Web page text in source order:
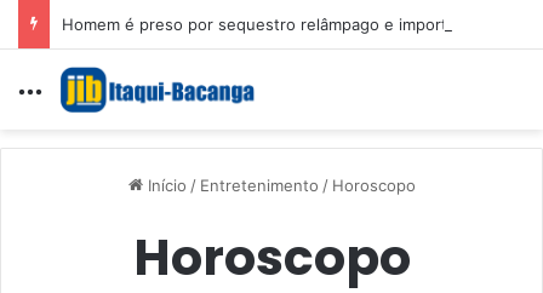
Menu
Início / Entretenimento / Horoscopo
Horoscopo